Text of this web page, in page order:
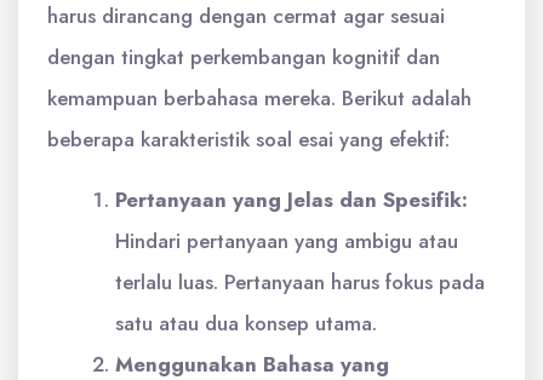
harus dirancang dengan cermat agar sesuai
dengan tingkat perkembangan kognitif dan
kemampuan berbahasa mereka. Berikut adalah
beberapa karakteristik soal esai yang efektif:
Pertanyaan yang Jelas dan Spesifik:
Hindari pertanyaan yang ambigu atau
terlalu luas. Pertanyaan harus fokus pada
satu atau dua konsep utama.
Menggunakan Bahasa yang